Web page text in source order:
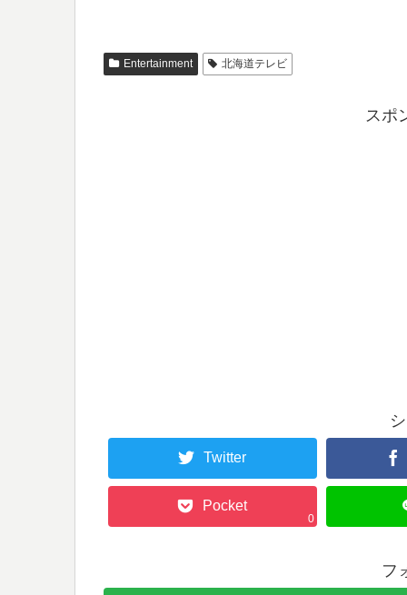
Entertainment 北海道テレビ
スポ
Twitter
Pocket
0
フ